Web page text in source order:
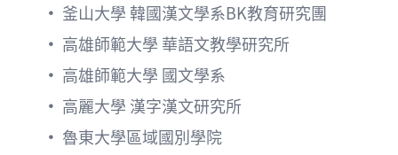
• 釜山大學 韓國漢文學系BK教育研究團
• 高雄師範大學 華語文教學研究所
• 高雄師範大學 國文學系
• 高麗大學 漢字漢文研究所
• 魯東大學區域國別學院